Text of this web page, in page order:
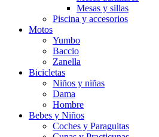
Mesas y sillas
Piscina y accesorios
Motos
Yumbo
Baccio
Zanella
Bicicletas
Niños y niñas
Dama
Hombre
Bebes y Niños
Coches y Paraguitas